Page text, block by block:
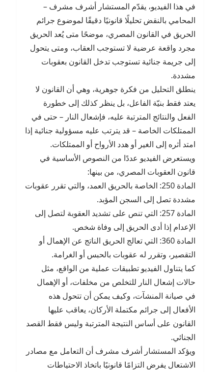
في هذا الفيديو، يقدّم المستشار أشرف مشرف –
المحامي بالنقض تحليلًا قانونيًا دقيقًا لموضوع جرائم
الحريق في القانون المصري، موضحًا متى يُعد الحريق
مجرد واقعة عرضية لا تستوجب العقاب، ومتى يتحول
إلى جريمة جنائية تستوجب تدخل القانون بعقوبات
مشددة.
ينطلق التحليل من فكرة جوهرية، وهي أن القانون لا
يعتد فقط بنيّة الفاعل، بل ينظر كذلك إلى خطورة
الفعل والنتائج المترتبة عليه، فإشعال النار – حتى في
الممتلكات الخاصة – قد يترتب عليه مسؤولية جنائية إذا
امتد أثره إلى الغير أو هدد الأرواح أو الممتلكات.
ويستعرض الفيديو عددًا من النصوص الأساسية في
قانون العقوبات المصري، من بينها:
المادة 250: الخاصة بالحريق العمد، والتي تقرر عقوبات
مشددة تصل إلى السجن المؤبد.
المادة 257: التي تنص على تشديد العقوبة لتصل إلى
الإعدام إذا أدى الحريق إلى وفاة شخص.
المادة 360: التي تعالج الحريق الناتج عن الإهمال أو
التقصير، وتقرر له عقوبات بالحبس أو الغرامة.
كما يتناول الفيديو تطبيقات عملية من الواقع، مثل
حالات إشعال النار للتخلص من مخلفات، أو الإهمال
في صيانة المنشآت، وكيف يمكن أن تتحول هذه
الأفعال إلى جرائم مكتملة الأركان، يعاقب عليها
القانون على أساس النتيجة المترتبة وليس فقط القصد
الجنائي.
ويؤكد المستشار أشرف مشرف أن التعامل مع مصادر
الاشتعال يفرض التزامًا قانونيًا باتخاذ الاحتياطات